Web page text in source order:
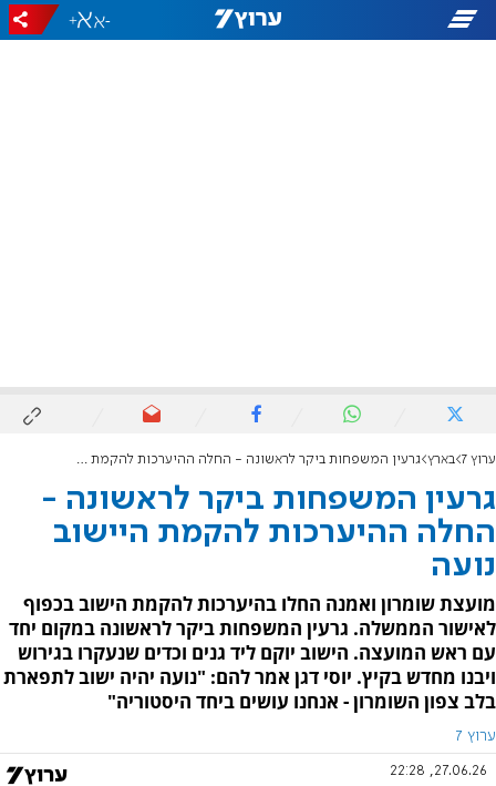
-
+
ערוץ 7 בארץ גרעין המשפחות ביקר לראשונה - החלה ההיערכות להקמת היישוב נועה
גרעין המשפחות ביקר לראשונה -
החלה ההיערכות להקמת היישוב
נועה
מועצת שומרון ואמנה החלו בהיערכות להקמת הישוב בכפוף
לאישור הממשלה. גרעין המשפחות ביקר לראשונה במקום יחד
עם ראש המועצה. הישוב יוקם ליד גנים וכדים שנעקרו בגירוש
ויבנו מחדש בקיץ. יוסי דגן אמר להם: "נועה יהיה ישוב לתפארת
בלב צפון השומרון - אנחנו עושים ביחד היסטוריה"
ערוץ 7
27.06.26, 22:28